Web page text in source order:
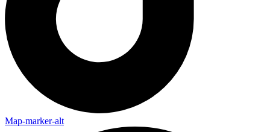
Map-marker-alt